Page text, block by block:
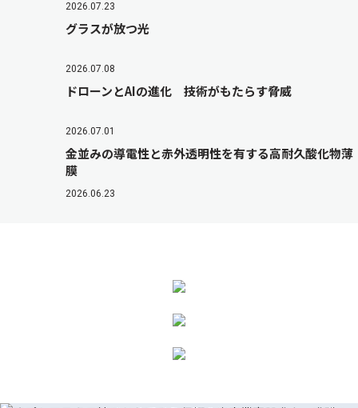
2026.07.23
グラスが放つ光
2026.07.08
ドローンとAIの進化 技術がもたらす脅威
2026.07.01
金並みの導電性と赤外透明性を有する高耐久酸化物薄
膜
2026.06.23